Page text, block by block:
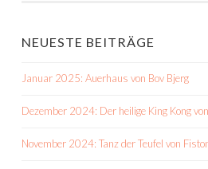
NEUESTE BEITRÄGE
Januar 2025: Auerhaus von Bov Bjerg
Dezember 2024: Der heilige King Kong
November 2024: Tanz der Teufel von